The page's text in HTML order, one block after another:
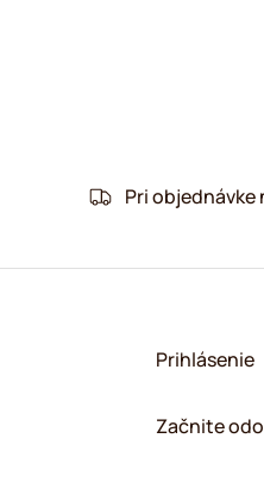
Pri objednávke
Prihlásenie
Začnite